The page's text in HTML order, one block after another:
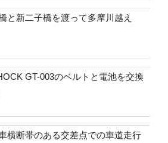
と新二子橋を渡って多摩川越え
GT-003のベルトと電池を交換
横断帯のある交差点での車道走行